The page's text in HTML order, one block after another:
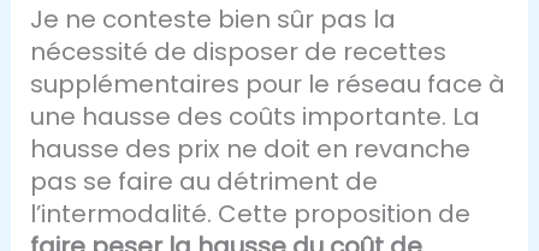
Je ne conteste bien sûr pas la
nécessité de disposer de recettes
supplémentaires pour le réseau face à
une hausse des coûts importante. La
hausse des prix ne doit en revanche
pas se faire au détriment de
l’intermodalité. Cette proposition de